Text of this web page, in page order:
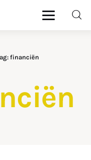
financiën